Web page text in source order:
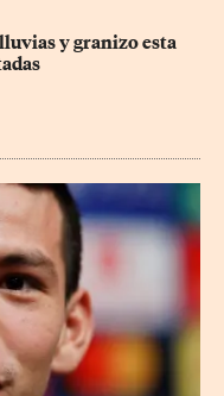
y granizo esta